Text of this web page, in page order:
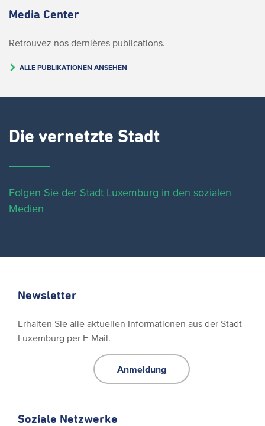
Media Center
Retrouvez nos dernières publications.
ALLE PUBLIKATIONEN ANSEHEN
Die vernetzte Stadt
Folgen Sie der Stadt Luxemburg in den sozialen
Medien
Newsletter
Erhalten Sie alle aktuellen Informationen aus der Stadt
Luxemburg per E-Mail.
Anmeldung
Soziale Netzwerke